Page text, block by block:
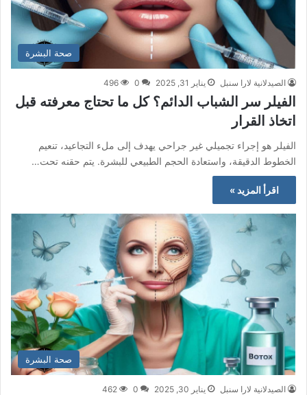
صحة البشرة
الصيدلانية لارا سنبل يناير 31, 2025 0
496
الفيلر سر الشباب الدائم؟ كل ما تحتاج معرفته قبل
اتخاذ القرار
الفيلر هو إجراء تجميلي غير جراحي يهدف إلى ملء التجاعيد، تنعيم
الخطوط الدقيقة، واستعادة الحجم الطبيعي للبشرة. يتم حقنه تحت…
اقرأ المزيد »
صحة البشرة
الصيدلانية لارا سنبل يناير 30, 2025 0
462